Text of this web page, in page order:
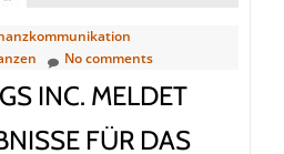
No comments
INC. MELDET
FÜR DAS